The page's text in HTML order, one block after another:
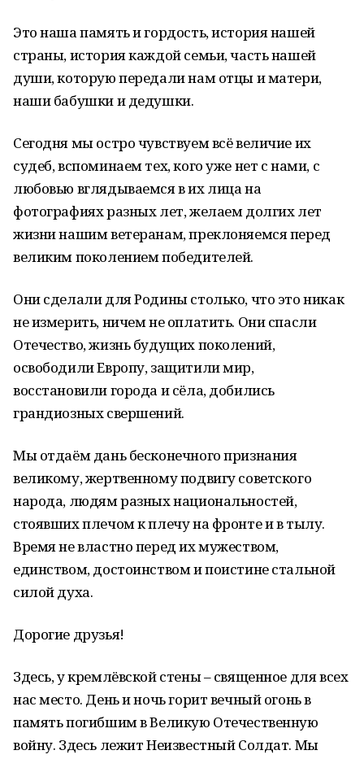
Это наша память и гордость, история нашей
страны, история каждой семьи, часть нашей
души, которую передали нам отцы и матери,
наши бабушки и дедушки.
Сегодня мы остро чувствуем всё величие их
судеб, вспоминаем тех, кого уже нет с нами, с
любовью вглядываемся в их лица на
фотографиях разных лет, желаем долгих лет
жизни нашим ветеранам, преклоняемся перед
великим поколением победителей.
Они сделали для Родины столько, что это никак
не измерить, ничем не оплатить. Они спасли
Отечество, жизнь будущих поколений,
освободили Европу, защитили мир,
восстановили города и сёла, добились
грандиозных свершений.
Мы отдаём дань бесконечного признания
великому, жертвенному подвигу советского
народа, людям разных национальностей,
стоявших плечом к плечу на фронте и в тылу.
Время не властно перед их мужеством,
единством, достоинством и поистине стальной
силой духа.
Дорогие друзья!
Здесь, у кремлёвской стены – священное для всех
нас место. День и ночь горит вечный огонь в
память погибшим в Великую Отечественную
войну. Здесь лежит Неизвестный Солдат. Мы